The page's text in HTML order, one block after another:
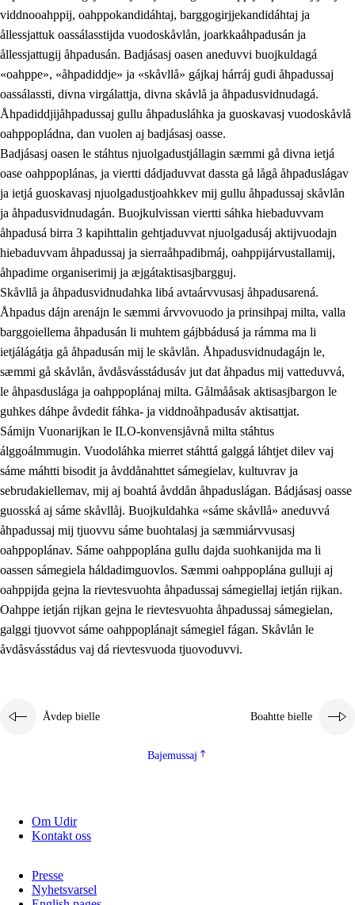
viddnooahppij, oahppokandidáhtaj, barggogirjjekandidáhtaj ja
ållessjattuk oassálasstijda vuodoskåvlån, joarkkaåhpadusán ja
ållessjattugij åhpadusán. Badjásasj oasen aneduvvi buojkuldagá
«oahppe», «åhpadiddje» ja «skåvllå» gájkaj hárráj gudi åhpadussaj
oassálassti, divna virgálattja, divna skåvlå ja åhpadusvidnudagá.
Åhpadiddjijåhpadussaj gullu åhpadusláhka ja guoskavasj vuodoskåvlå
oahppopládna, dan vuolen aj badjásasj oasse.
Badjásasj oasen le stáhtus njuolgadustjállagin sæmmi gå divna ietjá
oase oahppoplánas, ja viertti dádjaduvvat dassta gå lågå åhpaduslágav
ja ietjá guoskavasj njuolgadustjoahkkev mij gullu åhpadussaj skåvlån
ja åhpadusvidnudagán. Buojkulvissan viertti sáhka hiebaduvvam
åhpadusá birra 3 kapihttalin gehtjaduvvat njuolgadusáj aktijvuodajn
hiebaduvvam åhpadussaj ja sierraåhpadibmáj, oahppijárvustallamij,
åhpadime organiserimij ja æjgátaktisasjbargguj.
Skåvllå ja åhpadusvidnudahka libá avtaárvvusasj åhpadusarená.
Åhpadus dájn arenájn le sæmmi árvvovuodo ja prinsihpaj milta, valla
barggoiellema åhpadusán li muhtem gájbbádusá ja rámma ma li
ietjálágátja gå åhpadusán mij le skåvlån. Åhpadusvidnudagájn le,
sæmmi gå skåvlån, åvdåsvásstádusáv jut dat åhpadus mij vatteduvvá,
le åhpasduslága ja oahppoplánaj milta. Gålmååsak aktisasjbargon le
guhkes dáhpe åvdedit fáhka- ja viddnoåhpadusáv aktisattjat.
Sámijn Vuonarijkan le ILO-konvensjåvnå milta stáhtus
álggoálmmugin. Vuodoláhka mierret stáhttá galggá láhtjet dilev vaj
sáme máhtti bisodit ja åvddånahttet sámegielav, kultuvrav ja
sebrudakiellemav, mij aj boahtá åvddån åhpaduslágan. Bádjásasj oasse
guosská aj sáme skåvllåj. Buojkuldahka «sáme skåvllå» aneduvvá
åhpadussaj mij tjuovvu sáme buohtalasj ja sæmmiárvvusasj
oahppoplánav. Sáme oahppoplána gullu dajda suohkanijda ma li
oassen sámegiela háldadimguovlos. Sæmmi oahppoplána gulluji aj
oahppijda gejna la rievtesvuohta åhpadussaj sámegiellaj ietján rijkan.
Oahppe ietján rijkan gejna le rievtesvuohta åhpadussaj sámegielan,
galggi tjuovvot sáme oahppoplánajt sámegiel fágan. Skåvlån le
åvdåsvásstádus vaj dá rievtesvuoda tjuovoduvvi.
Åvdep bielle Boahtte bielle
Bajemussaj
Om Udir
Kontakt oss
Presse
Nyhetsvarsel